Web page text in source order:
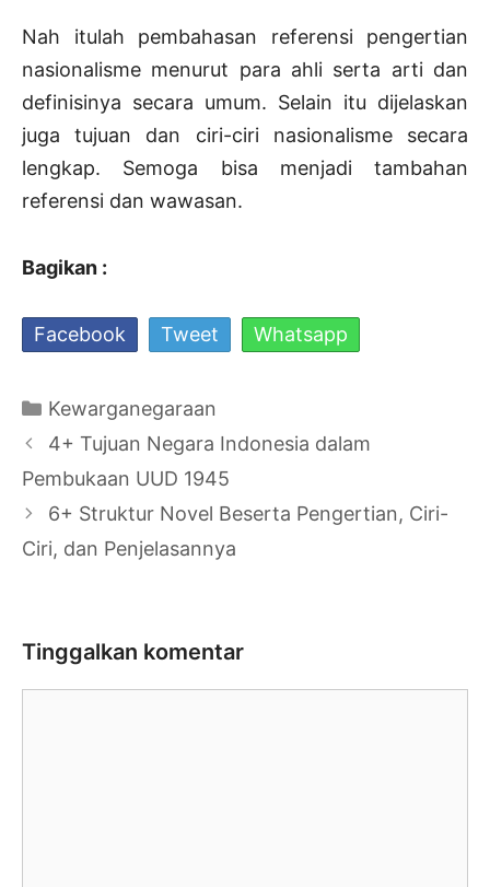
Nah itulah pembahasan referensi pengertian
nasionalisme menurut para ahli serta arti dan
definisinya secara umum. Selain itu dijelaskan
juga tujuan dan ciri-ciri nasionalisme secara
lengkap. Semoga bisa menjadi tambahan
referensi dan wawasan.
Bagikan :
Facebook Tweet Whatsapp
Kategori
Kewarganegaraan
Navigasi
Tulisan
4+ Tujuan Negara Indonesia dalam
Pembukaan UUD 1945
6+ Struktur Novel Beserta Pengertian, Ciri-
Ciri, dan Penjelasannya
Tinggalkan komentar